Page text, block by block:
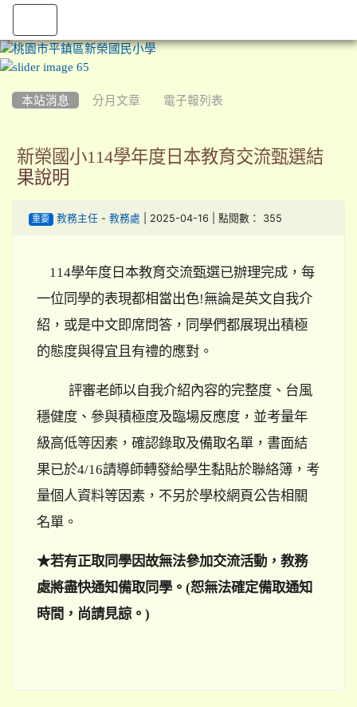
本站消息 分月文章 電子報列表
新榮國小114學年度日本教育交流甄選結
果說明
重要 教務主任- 教務處 | 2025-04-16 | 點閱數： 355
114學年度日本教育交流甄選已辦理完成，每
一位同學的表現都相當出色!無論是英文自我介
紹，或是中文即席問答，同學們都展現出積極
的態度與得宜且有禮的應對。
評審老師以自我介紹內容的完整度、台風
穩健度、參與積極度及臨場反應度，並考量年
級高低等因素，確認錄取及備取名單，書面結
果已於4/16請導師轉發給學生黏貼於聯絡簿，考
量個人資料等因素，不另於學校網頁公告相關
名單。
★若有正取同學因故無法參加交流活動，教務
處將盡快通知備取同學。(恕無法確定備取通知
時間，尚請見諒。)